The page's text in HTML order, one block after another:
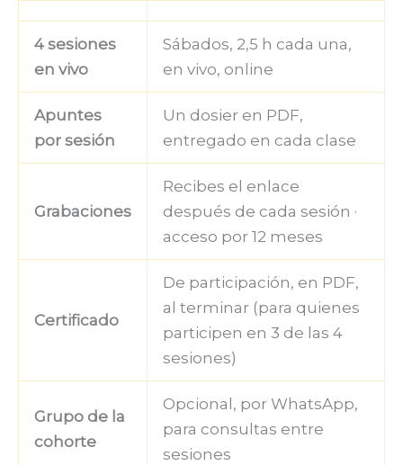
4 sesiones
en vivo
Sábados, 2,5 h cada una,
en vivo, online
Apuntes
por sesión
Un dosier en PDF,
entregado en cada clase
Grabaciones
Recibes el enlace
después de cada sesión ·
acceso por 12 meses
Certificado
De participación, en PDF,
al terminar (para quienes
participen en 3 de las 4
sesiones)
Grupo de la
cohorte
Opcional, por WhatsApp,
para consultas entre
sesiones